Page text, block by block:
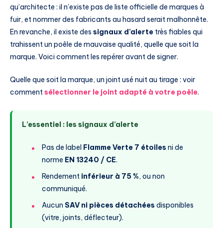
qu’architecte : il n’existe pas de liste officielle de marques à
fuir, et nommer des fabricants au hasard serait malhonnête.
En revanche, il existe des signaux d’alerte très fiables qui
trahissent un poêle de mauvaise qualité, quelle que soit la
marque. Voici comment les repérer avant de signer.
Quelle que soit la marque, un joint usé nuit au tirage : voir
commentsélectionner le joint adapté à votre poêle.
L’essentiel : les signaux d’alerte
Pas de label Flamme Verte 7 étoiles ni de
norme EN 13240 / CE.
Rendement inférieur à 75 %, ou non
communiqué.
Aucun SAV ni pièces détachées disponibles
(vitre, joints, déflecteur).